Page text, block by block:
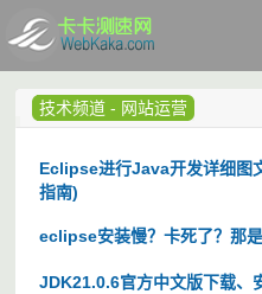
技术频道 - 网站运营
Eclipse进行Java开发详细图
指南)
eclipse安装慢？卡死了？那
JDK21.0.6官方中文版下载、